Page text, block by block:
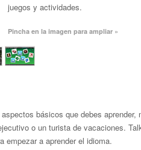
juegos y actividades.
Pincha en la imagen para ampliar »
básicos que debes aprender,
o un turista de vacaciones.
empezar a aprender el idioma.